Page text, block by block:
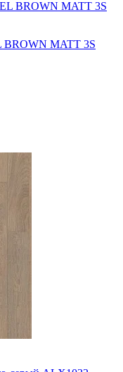
BROWN MATT 3S